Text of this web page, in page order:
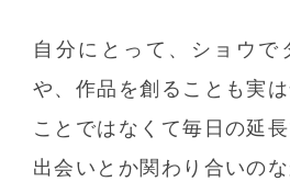
自分にとって、ショウで
や、作品を創ることも実
ことではなくて毎日の延
出会いとか関わり合いの